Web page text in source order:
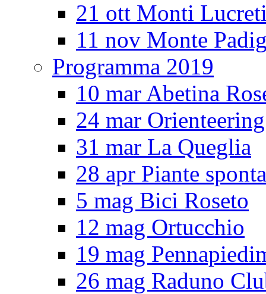
21 ott Monti
11 nov Monte
Programma 2019
10 mar Abetina
24 mar
31 mar La Queglia
28 apr Piante
5 mag Bici Roseto
12 mag Ortucchio
19 mag
26 mag Raduno